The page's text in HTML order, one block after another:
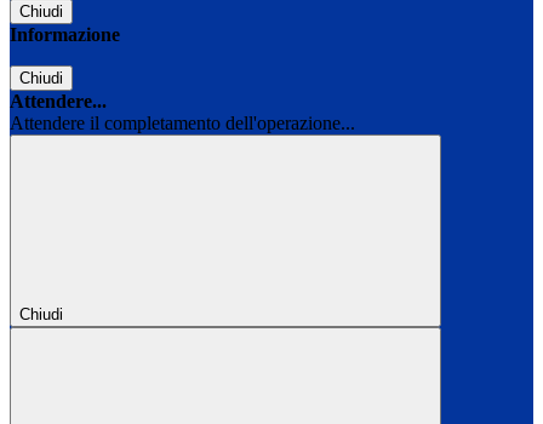
Chiudi
Informazione
Chiudi
Attendere...
Attendere il completamento dell'operazione...
Chiudi